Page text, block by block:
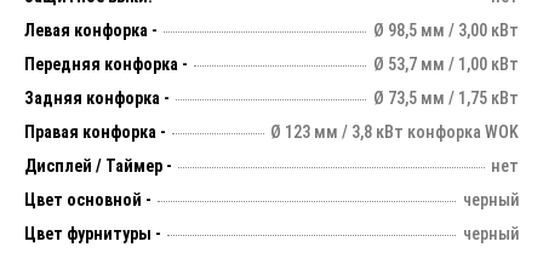
Левая конфорка -
Ø 98,5 мм / 3,00 кВт
Передняя конфорка -
Ø 53,7 мм / 1,00 кВт
Задняя конфорка -
Ø 73,5 мм / 1,75 кВт
Правая конфорка -
Ø 123 мм / 3,8 кВт конфорка WOK
Дисплей / Таймер -
нет
Цвет основной -
черный
Цвет фурнитуры -
черный